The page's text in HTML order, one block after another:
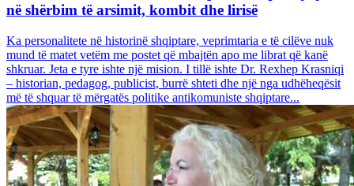
në shërbim të arsimit, kombit dhe lirisë
Ka personalitete në historinë shqiptare, veprimtaria e të cilëve nuk
mund të matet vetëm me postet që mbajtën apo me librat që kanë
shkruar. Jeta e tyre ishte një mision. I tillë ishte Dr. Rexhep Krasniqi
– historian, pedagog, publicist, burrë shteti dhe një nga udhëheqësit
më të shquar të mërgatës politike antikomuniste shqiptare...